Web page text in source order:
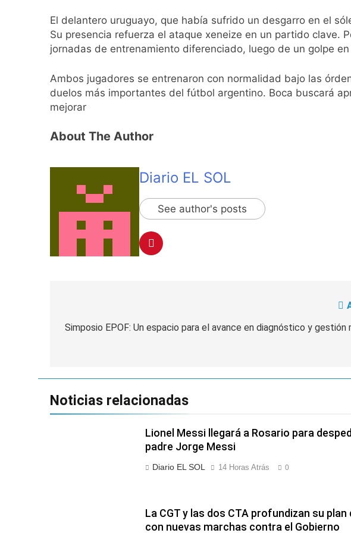
2 Días Atrás
El Senado aprobó la ley de
Incidentes frente al Congreso
enfrentamientos
2 Días Atrás
El temporal se despide del AMBA:
2 Días Atrás
Kicillof marchó contra la Ley de
2 Días Atrás
El delantero uruguayo, que había sufrido un desgarro en el
Su presencia refuerza el ataque xeneize en un partido clave.
jornadas de entrenamiento diferenciado, luego de un golpe
Ambos jugadores se entrenaron con normalidad bajo las
duelos más importantes del fútbol argentino. Boca buscará
mejorar
About The Author
Diario EL SOL
See author's posts
de
Simposio EPOF: Un espacio para el avance en diagnóstico y gestión
Noticias relacionadas
Lionel Messi llegará a Rosario para
padre Jorge Messi
Diario EL SOL 14 Horas Atrás 0
La CGT y las dos CTA profundizan su plan
con nuevas marchas contra el Gobierno